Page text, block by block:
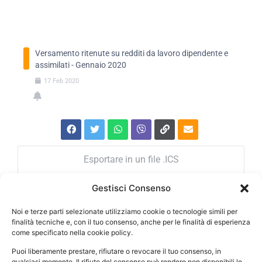
Gestisci Consenso
Noi e terze parti selezionate utilizziamo cookie o tecnologie simili per
finalità tecniche e, con il tuo consenso, anche per le finalità di esperienza
come specificato nella cookie policy.
Puoi liberamente prestare, rifiutare o revocare il tuo consenso, in
Versamento ritenute su redditi da lavoro dipendente e
assimilati - Gennaio 2020
17 Feb 2020
Esportare in un file .ICS
Importa in Google Calendar
ORARI DI APERTURA